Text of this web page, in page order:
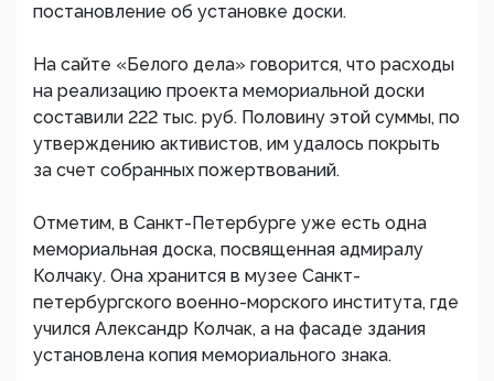
постановление об установке доски.
На сайте «Белого дела» говорится, что расходы
на реализацию проекта мемориальной доски
составили 222 тыс. руб. Половину этой суммы, по
утверждению активистов, им удалось покрыть
за счет собранных пожертвований.
Отметим, в Санкт-Петербурге уже есть одна
мемориальная доска, посвященная адмиралу
Колчаку. Она хранится в музее Санкт-
петербургского военно-морского института, где
учился Александр Колчак, а на фасаде здания
установлена копия мемориального знака.